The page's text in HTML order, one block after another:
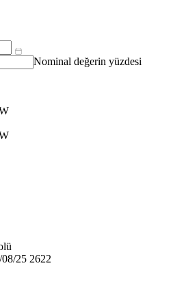
Nominal değerin yüzdesi
25 2622